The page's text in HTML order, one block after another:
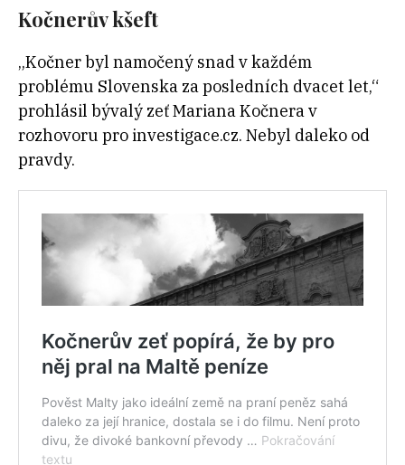
Kočnerův kšeft
„Kočner byl namočený snad v každém
problému Slovenska za posledních dvacet let,“
prohlásil bývalý zeť Mariana Kočnera v
rozhovoru pro investigace.cz. Nebyl daleko od
pravdy.